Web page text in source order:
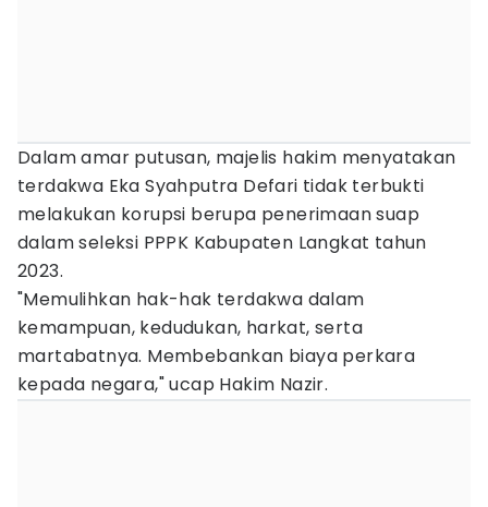
Dalam amar putusan, majelis hakim menyatakan
terdakwa Eka Syahputra Defari tidak terbukti
melakukan korupsi berupa penerimaan suap
dalam seleksi PPPK Kabupaten Langkat tahun
2023.
"Memulihkan hak-hak terdakwa dalam
kemampuan, kedudukan, harkat, serta
martabatnya. Membebankan biaya perkara
kepada negara," ucap Hakim Nazir.